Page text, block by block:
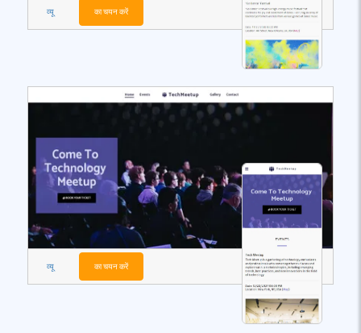
व्यू का चयन करें
व्यू का चयन करें